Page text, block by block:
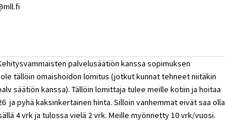
palvelusäätiön kanssa sopimuksen
tällöin omaishoidon lomitus (jotkut kunnat tehneet niitäkin
säätiön kanssa). Tällöin lomittaja tulee meille kotiin ja hoitaa
 ja pyhä kaksinkertainen hinta. Silloin vanhemmat eivät saa olla
4 vrk ja tulossa vielä 2 vrk. Meille myönnetty 10 vrk/vuosi.